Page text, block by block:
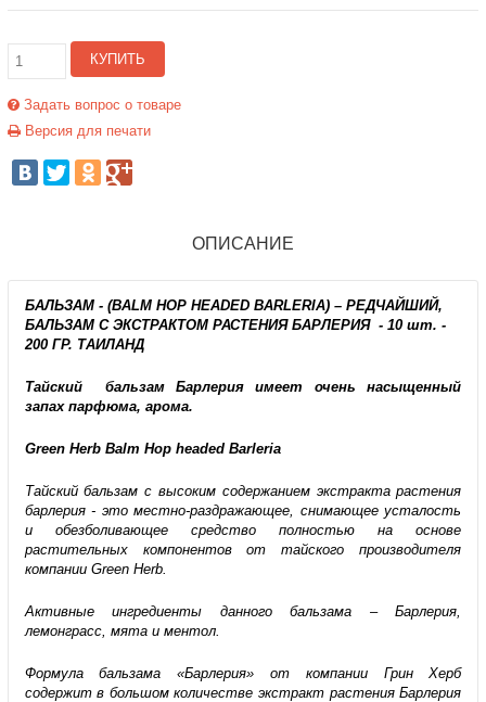
КУПИТЬ
Задать вопрос о товаре
Версия для печати
ОПИСАНИЕ
БАЛЬЗАМ - (BALM HOP HEADED BARLERIA) – РЕДЧАЙШИЙ,
БАЛЬЗАМ С ЭКСТРАКТОМ РАСТЕНИЯ БАРЛЕРИЯ - 10 шт. -
200 ГР. ТАИЛАНД
Тайский бальзам Барлерия имеет очень насыщенный
запах парфюма, арома.
Green Herb Balm Hop headed Barleria
Тайский бальзам с высоким содержанием экстракта растения
барлерия - это местно-раздражающее, снимающее усталость
и обезболивающее средство полностью на основе
растительных компонентов от тайского производителя
компании Green Herb.
Активные ингредиенты данного бальзама – Барлерия,
лемонграсс, мята и ментол.
Формула бальзама «Барлерия» от компании Грин Херб
содержит в большом количестве экстракт растения Барлерия